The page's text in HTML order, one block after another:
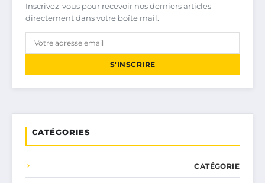
Inscrivez-vous pour recevoir nos derniers articles
directement dans votre boîte mail.
S'INSCRIRE
CATÉGORIES
CATÉGORIE